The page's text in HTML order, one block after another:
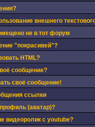
внешнего
не в тот форум
"покрасивей"?
HTML?
сообщение?
своё сообщение!
ссылки
(аватар)?
видеоролик с youtube?